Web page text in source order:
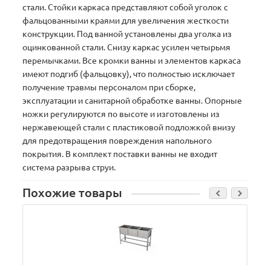
стали. Стойки каркаса представляют собой уголок с
фальцованными краями для увеличения жесткости
конструкции. Под ванной установлены два уголка из
оцинкованной стали. Снизу каркас усилен четырьмя
перемычками. Все кромки ванны и элементов каркаса
имеют подгиб (фальцовку), что полностью исключает
получение травмы персоналом при сборке,
эксплуатации и санитарной обработке ванны. Опорные
ножки регулируются по высоте и изготовлены из
нержавеющей стали c пластиковой подложкой внизу
для предотвращения повреждения напольного
покрытия. В комплект поставки ванны не входит
система разрыва струи.
Похожие товары